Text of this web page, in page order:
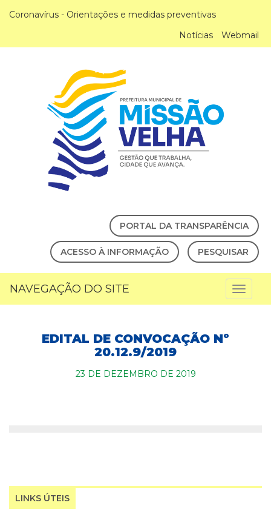
Coronavírus - Orientações e medidas preventivas
Notícias
Webmail
PORTAL DA TRANSPARÊNCIA
ACESSO À INFORMAÇÃO PESQUISAR
NAVEGAÇÃO DO SITE
EDITAL DE CONVOCAÇÃO Nº
20.12.9/2019
23 DE DEZEMBRO DE 2019
LINKS ÚTEIS